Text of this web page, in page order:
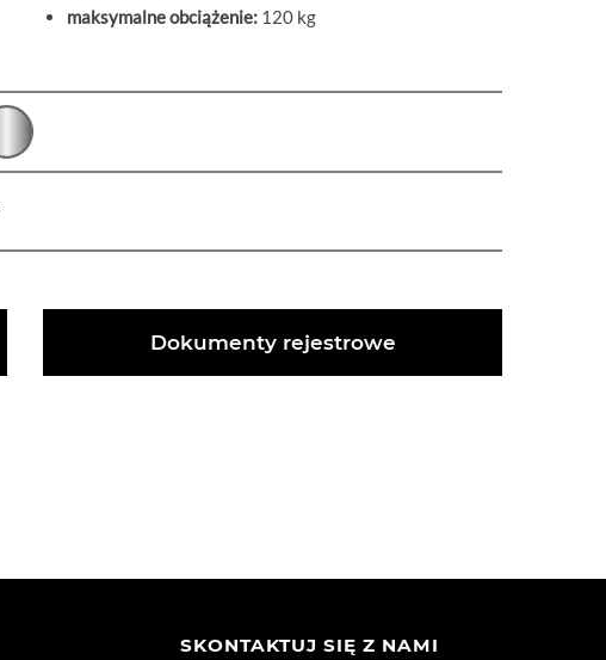
maksymalne obciążenie: 120 kg
Dokumenty rejestrowe
SKONTAKTUJ SIĘ Z NAMI